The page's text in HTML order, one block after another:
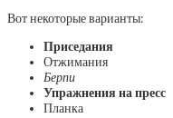
Вот некоторые варианты:
Приседания
Отжимания
Берпи
Упражнения на пресс
Планка